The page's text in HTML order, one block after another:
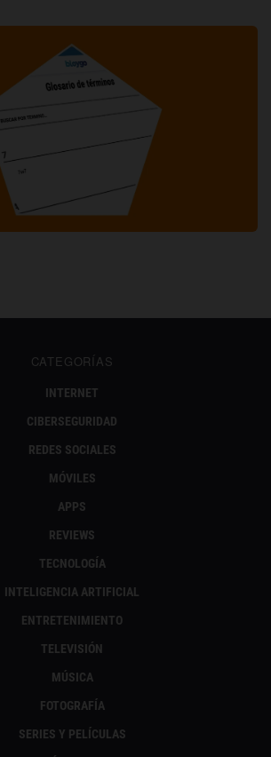
CATEGORÍAS
INTERNET
CIBERSEGURIDAD
REDES SOCIALES
MÓVILES
APPS
REVIEWS
TECNOLOGÍA
INTELIGENCIA ARTIFICIAL
ENTRETENIMIENTO
TELEVISIÓN
MÚSICA
FOTOGRAFÍA
SERIES Y PELÍCULAS